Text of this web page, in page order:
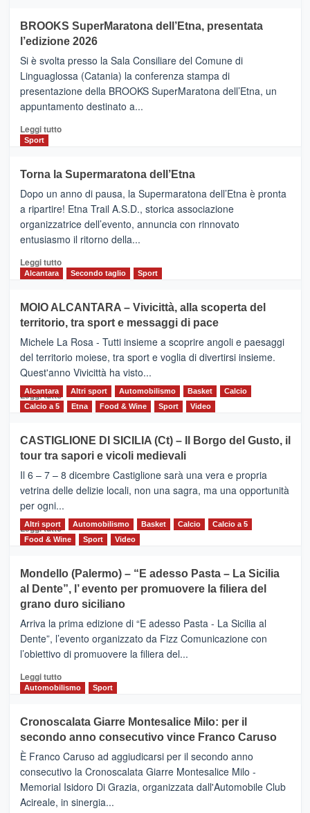
con
la
Al
via
i
collegamenti
BROOKS SuperMaratona dell’Etna, presentata
l’edizione 2026
Si è svolta presso la Sala Consiliare del Comune di
Linguaglossa (Catania) la conferenza stampa di
presentazione della BROOKS SuperMaratona dell’Etna, un
appuntamento destinato a...
Leggi tuttoLeggi
BROOKS
SuperMaratona
dell’Etna,
presentata
l’edizione
2026
Sport
Torna la Supermaratona dell’Etna
Dopo un anno di pausa, la Supermaratona dell’Etna è pronta
a ripartire! Etna Trail A.S.D., storica associazione
organizzatrice dell’evento, annuncia con rinnovato
entusiasmo il ritorno della...
Leggi tuttoLeggi
Torna
la
Supermaratona
dell’Etna
Alcantara Secondo taglio Sport
MOIO ALCANTARA – Vivicittà, alla scoperta del
territorio, tra sport e messaggi di pace
Michele La Rosa - Tutti insieme a scoprire angoli e paesaggi
del territorio moiese, tra sport e voglia di divertirsi insieme.
Quest'anno Vivicittà ha visto...
Leggi tutto Leggi
MOIO
ALCANTARA
–
Vivicittà,
alla
scoperta
del
territorio,
e
messaggi
di
Alcantara Altri sport Automobilismo Basket
Calcio
Calcio a 5
Etna Food & Wine Sport Video
CASTIGLIONE DI SICILIA (Ct) – Il Borgo del Gusto, il
tour tra sapori e vicoli medievali
Il 6 – 7 – 8 dicembre Castiglione sarà una vera e propria
vetrina delle delizie locali, non una sagra, ma una opportunità
per ogni...
Leggi tuttoLeggi
di
CASTIGLIONE
DI
SICILIA
(Ct)
–
Il
Borgo
Gusto,
il
tra
sapori
vicoli
medievali
Altri sport Automobilismo Basket Calcio
Calcio a 5
Food & Wine
Sport Video
Mondello (Palermo) – “E adesso Pasta – La Sicilia
al Dente”, l’ evento per promuovere la filiera del
grano duro siciliano
Arriva la prima edizione di “E adesso Pasta - La Sicilia al
Dente”, l’evento organizzato da Fizz Comunicazione con
l’obiettivo di promuovere la filiera del...
Leggi tuttoLeggi
di
Mondello
(Palermo)
–
“E
adesso
Pasta
–
Automobilismo Sport
Cronoscalata Giarre Montesalice Milo: per il
secondo anno consecutivo vince Franco Caruso
È Franco Caruso ad aggiudicarsi per il secondo anno
consecutivo la Cronoscalata Giarre Montesalice Milo -
Memorial Isidoro Di Grazia, organizzata dall'Automobile Club
Acireale, in sinergia...